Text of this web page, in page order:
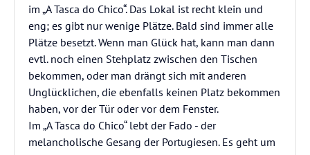
im „A Tasca do Chico“. Das Lokal ist recht klein und
eng; es gibt nur wenige Plätze. Bald sind immer alle
Plätze besetzt. Wenn man Glück hat, kann man dann
evtl. noch einen Stehplatz zwischen den Tischen
bekommen, oder man drängt sich mit anderen
Unglücklichen, die ebenfalls keinen Platz bekommen
haben, vor der Tür oder vor dem Fenster.
Im „A Tasca do Chico“ lebt der Fado - der
melancholische Gesang der Portugiesen. Es geht um